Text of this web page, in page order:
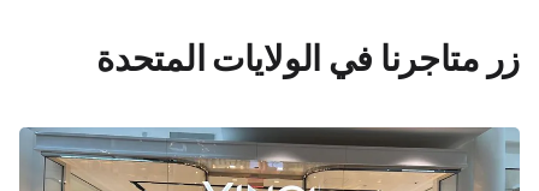
زر متاجرنا في الولايات المتحدة